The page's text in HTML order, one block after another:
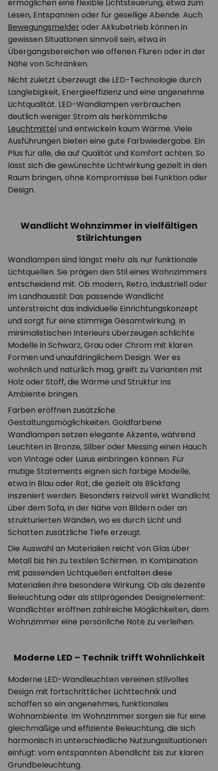
ermöglichen eine flexible Lichtsteuerung, etwa zum
Lesen, Entspannen oder für gesellige Abende. Auch
Bewegungsmelder oder Akkubetrieb können in
gewissen Situationen sinnvoll sein, etwa in
Übergangsbereichen wie offenen Fluren oder in der
Nähe von Schränken.
Nicht zuletzt überzeugt die LED-Technologie durch
Langlebigkeit, Energieeffizienz und eine angenehme
Lichtqualität. LED-Wandlampen verbrauchen
deutlich weniger Strom als herkömmliche
Leuchtmittel und entwickeln kaum Wärme. Viele
Ausführungen bieten eine gute Farbwiedergabe. Ein
Plus für alle, die auf Qualität und Komfort achten. So
lässt sich die gewünschte Lichtwirkung gezielt in den
Raum bringen, ohne Kompromisse bei Funktion oder
Design.
Wandlicht Wohnzimmer in vielfältigen
Stilrichtungen
Wandlampen sind längst mehr als nur funktionale
Lichtquellen. Sie prägen den Stil eines Wohnzimmers
entscheidend mit. Ob modern, Retro, industriell oder
im Landhausstil: Das passende Wandlicht
unterstreicht das individuelle Einrichtungskonzept
und sorgt für eine stimmige Gesamtwirkung. In
minimalistischen Interieurs überzeugen schlichte
Modelle in Schwarz, Grau oder Chrom mit klaren
Formen und unaufdringlichem Design. Wer es
wohnlich und natürlich mag, greift zu Varianten mit
Holz oder Stoff, die Wärme und Struktur ins
Ambiente bringen.
Farben eröffnen zusätzliche
Gestaltungsmöglichkeiten. Goldfarbene
Wandlampen setzen elegante Akzente, während
Leuchten in Bronze, Silber oder Messing einen Hauch
von Vintage oder Luxus einbringen können. Für
mutige Statements eignen sich farbige Modelle,
etwa in Blau oder Rot, die gezielt als Blickfang
inszeniert werden. Besonders reizvoll wirkt Wandlicht
über dem Sofa, in der Nähe von Bildern oder an
strukturierten Wänden, wo es durch Licht und
Schatten zusätzliche Tiefe erzeugt.
Die Auswahl an Materialien reicht von Glas über
Metall bis hin zu textilen Schirmen. In Kombination
mit passenden Lichtquellen entfalten diese
Materialien ihre besondere Wirkung. Ob als dezente
Beleuchtung oder als stilprägendes Designelement:
Wandlichter eröffnen zahlreiche Möglichkeiten, dem
Wohnzimmer eine persönliche Note zu verleihen.
Moderne LED – Technik trifft Wohnlichkeit
Moderne LED-Wandleuchten vereinen stilvolles
Design mit fortschrittlicher Lichttechnik und
schaffen so ein angenehmes, funktionales
Wohnambiente. Im Wohnzimmer sorgen sie für eine
gleichmäßige und effiziente Beleuchtung, die sich
harmonisch in unterschiedliche Nutzungssituationen
einfügt: vom entspannten Abendlicht bis zur klaren
Grundbeleuchtung.